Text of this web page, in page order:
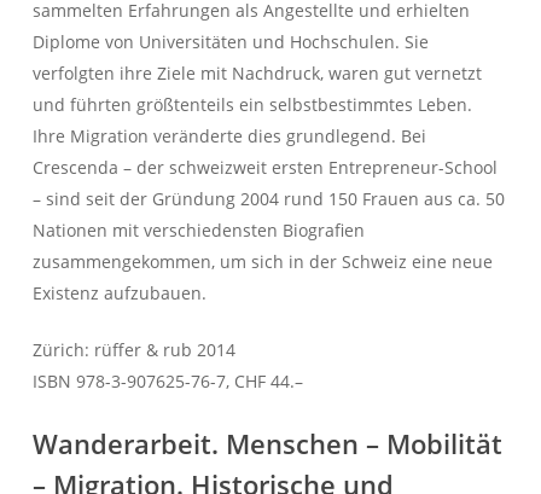
sammelten Erfahrungen als Angestellte und erhielten
Diplome von Universitäten und Hochschulen. Sie
verfolgten ihre Ziele mit Nachdruck, waren gut vernetzt
und führten größtenteils ein selbstbestimmtes Leben.
Ihre Migration veränderte dies grundlegend. Bei
Crescenda – der schweizweit ersten Entrepreneur-School
– sind seit der Gründung 2004 rund 150 Frauen aus ca. 50
Nationen mit verschiedensten Biografien
zusammengekommen, um sich in der Schweiz eine neue
Existenz aufzubauen.
Zürich: rüffer & rub 2014
ISBN 978-3-907625-76-7, CHF 44.–
Wanderarbeit. Menschen – Mobilität
– Migration. Historische und